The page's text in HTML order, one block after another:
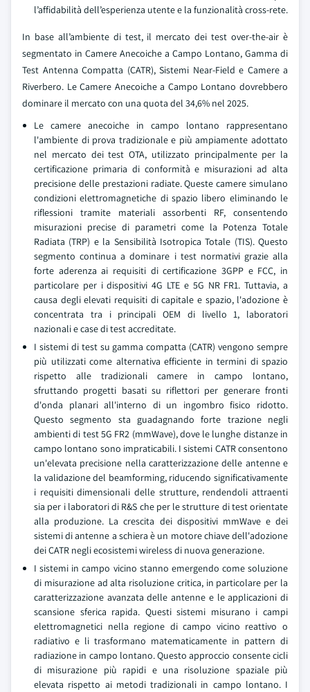
l’affidabilità dell’esperienza utente e la funzionalità cross-rete.
In base all’ambiente di test, il mercato dei test over-the-air è
segmentato in Camere Anecoiche a Campo Lontano, Gamma di
Test Antenna Compatta (CATR), Sistemi Near-Field e Camere a
Riverbero. Le Camere Anecoiche a Campo Lontano dovrebbero
dominare il mercato con una quota del 34,6% nel 2025.
Le camere anecoiche in campo lontano rappresentano
l'ambiente di prova tradizionale e più ampiamente adottato
nel mercato dei test OTA, utilizzato principalmente per la
certificazione primaria di conformità e misurazioni ad alta
precisione delle prestazioni radiate. Queste camere simulano
condizioni elettromagnetiche di spazio libero eliminando le
riflessioni tramite materiali assorbenti RF, consentendo
misurazioni precise di parametri come la Potenza Totale
Radiata (TRP) e la Sensibilità Isotropica Totale (TIS). Questo
segmento continua a dominare i test normativi grazie alla
forte aderenza ai requisiti di certificazione 3GPP e FCC, in
particolare per i dispositivi 4G LTE e 5G NR FR1. Tuttavia, a
causa degli elevati requisiti di capitale e spazio, l'adozione è
concentrata tra i principali OEM di livello 1, laboratori
nazionali e case di test accreditate.
I sistemi di test su gamma compatta (CATR) vengono sempre
più utilizzati come alternativa efficiente in termini di spazio
rispetto alle tradizionali camere in campo lontano,
sfruttando progetti basati su riflettori per generare fronti
d'onda planari all'interno di un ingombro fisico ridotto.
Questo segmento sta guadagnando forte trazione negli
ambienti di test 5G FR2 (mmWave), dove le lunghe distanze in
campo lontano sono impraticabili. I sistemi CATR consentono
un'elevata precisione nella caratterizzazione delle antenne e
la validazione del beamforming, riducendo significativamente
i requisiti dimensionali delle strutture, rendendoli attraenti
sia per i laboratori di R&S che per le strutture di test orientate
alla produzione. La crescita dei dispositivi mmWave e dei
sistemi di antenne a schiera è un motore chiave dell'adozione
dei CATR negli ecosistemi wireless di nuova generazione.
I sistemi in campo vicino stanno emergendo come soluzione
di misurazione ad alta risoluzione critica, in particolare per la
caratterizzazione avanzata delle antenne e le applicazioni di
scansione sferica rapida. Questi sistemi misurano i campi
elettromagnetici nella regione di campo vicino reattivo o
radiativo e li trasformano matematicamente in pattern di
radiazione in campo lontano. Questo approccio consente cicli
di misurazione più rapidi e una risoluzione spaziale più
elevata rispetto ai metodi tradizionali in campo lontano. I